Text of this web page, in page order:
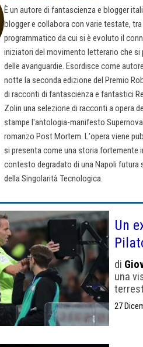
È un autore di fantascienza e blogger
blogger e collabora con varie testate,
programmatico da cui si è evoluto il
iniziatori del movimento letterario che si
delle avanguardie. Esordisce come
notte la seconda edizione del Premio
di racconti di fantascienza e fantastici
Zolin una selezione di racconti a opera
stampe l'antologia-manifesto Supernova
romanzo Post Mortem. L'opera viene
si presenta come una storia fortemente
contesto degradato di una Napoli
della Singolarità Tecnologica.
Un
di
una
27